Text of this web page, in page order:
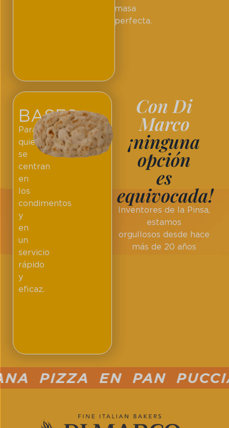
masa
perfecta.
Con Di
Marco
¡ninguna
opción
es
equivocada!
Inventores de la Pinsa,
estamos
orgullosos desde hace
más de 20 años
BASES
Para
quienes
se
centran
en
los
condimentos
y
en
un
servicio
rápido
y
eficaz.
PIZZA EN PAN PUCCIA